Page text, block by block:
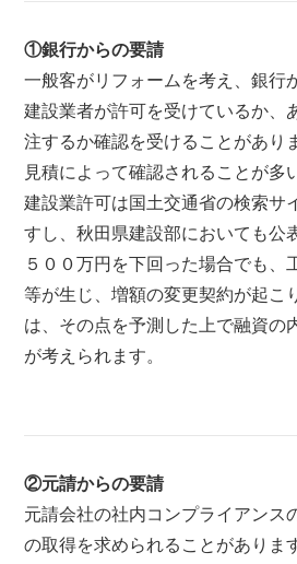
①銀行からの要請
一般客がリフォームを考え、銀行
建設業者が許可を受けているか、
注するか確認を受けることがあり
見積によって確認されることが多
建設業許可は国土交通省の検索サ
すし、秋田県建設部においても公
５００万円を下回った場合でも、
等が生じ、増額の変更契約が起こ
は、その点を予測した上で融資の
が考えられます。
②元請からの要請
元請会社の社内コンプライアンス
の取得を求められることがありま